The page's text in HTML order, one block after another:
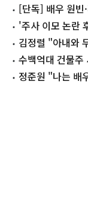
[단독] 배우 원빈
'주사 이모 논란
김정렬 "아내와
수백억대 건물주
어"정준원 "나는 배